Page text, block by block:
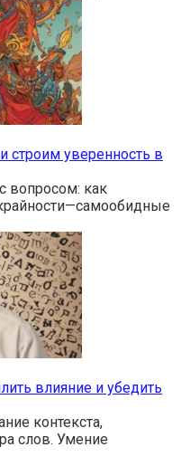
уверенность в
вопросом: как
влияние и убедить
контекста,
слов. Умение